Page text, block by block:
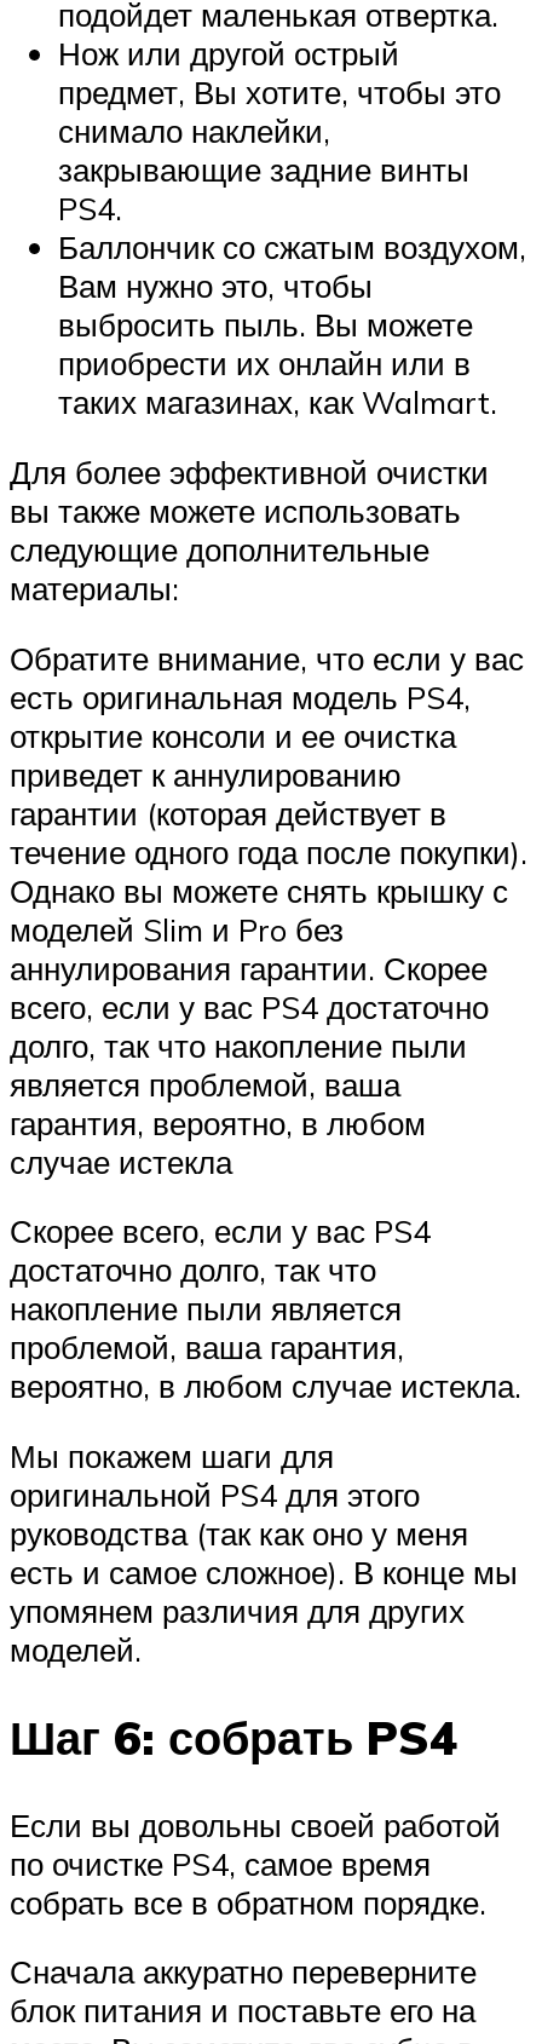
подойдет маленькая отвертка.
Нож или другой острый
предмет, Вы хотите, чтобы это
снимало наклейки,
закрывающие задние винты
PS4.
Баллончик со сжатым воздухом,
Вам нужно это, чтобы
выбросить пыль. Вы можете
приобрести их онлайн или в
таких магазинах, как Walmart.
Для более эффективной очистки
вы также можете использовать
следующие дополнительные
материалы:
Обратите внимание, что если у вас
есть оригинальная модель PS4,
открытие консоли и ее очистка
приведет к аннулированию
гарантии (которая действует в
течение одного года после покупки).
Однако вы можете снять крышку с
моделей Slim и Pro без
аннулирования гарантии. Скорее
всего, если у вас PS4 достаточно
долго, так что накопление пыли
является проблемой, ваша
гарантия, вероятно, в любом
случае истекла
Скорее всего, если у вас PS4
достаточно долго, так что
накопление пыли является
проблемой, ваша гарантия,
вероятно, в любом случае истекла.
Мы покажем шаги для
оригинальной PS4 для этого
руководства (так как оно у меня
есть и самое сложное). В конце мы
упомянем различия для других
моделей.
Шаг 6: собрать PS4
Если вы довольны своей работой
по очистке PS4, самое время
собрать все в обратном порядке.
Сначала аккуратно переверните
блок питания и поставьте его на